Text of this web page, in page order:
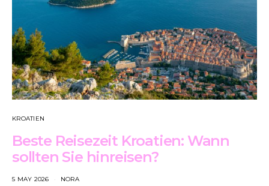
KROATIEN
Beste Reisezeit Kroatien: Wann
sollten Sie hinreisen?
5 MAY 2026 NORA